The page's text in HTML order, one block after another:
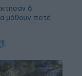
6
μάθουν ποτέ